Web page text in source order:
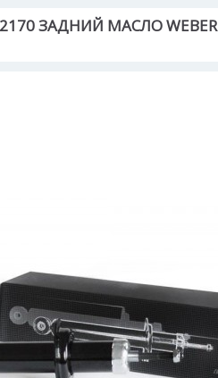
ЗАДНИЙ МАСЛО WEBER